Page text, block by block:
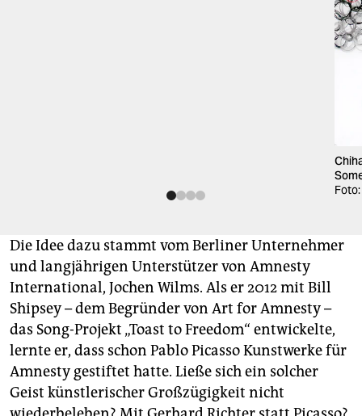
Die Idee dazu stammt vom Berliner Unternehmer
und langjährigen Unterstützer von Amnesty
International, Jochen Wilms. Als er 2012 mit Bill
Shipsey – dem Begründer von Art for Amnesty –
das Song-Projekt „Toast to Freedom“ entwickelte,
lernte er, dass schon Pablo Picasso Kunstwerke für
Amnesty gestiftet hatte. Ließe sich ein solcher
Geist künstlerischer Großzügigkeit nicht